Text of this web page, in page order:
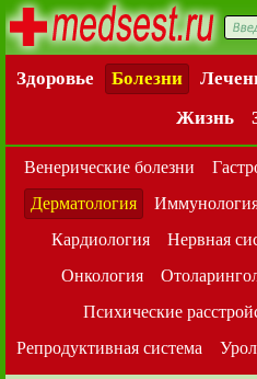
Здоровье Болезни
Жизнь
Венерические болезни
Дерматология
Кардиология
Нервная
Онкология
Психические
Репродуктивная система